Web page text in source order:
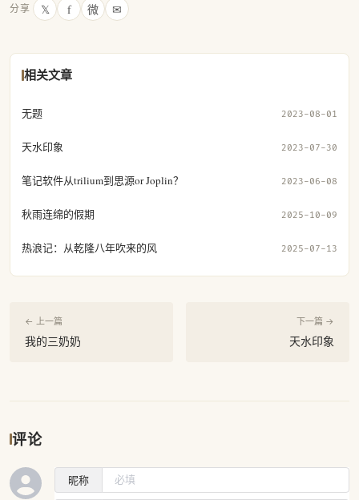
分享 𝕏 f 微 ✉
相关文章
无题 2023-08-01
天水印象 2023-07-30
笔记软件从trilium到思源or Joplin？ 2023-06-08
秋雨连绵的假期 2025-10-09
热浪记：从乾隆八年吹来的风 2025-07-13
← 上一篇
我的三奶奶
下一篇 →
天水印象
评论
昵称